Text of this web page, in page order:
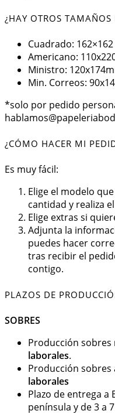
¿HAY OTROS TAMAÑOS
Cuadrado:
Americano:
Ministro:
Min. Correos:
*solo por pedido
¿CÓMO HACER MI
Es muy fácil:
Elige el modelo
cantidad y realiza
Elige extras si
Adjunta la
puedes hacer
tras recibir el
contigo.
PLAZOS DE
SOBRES
Producción
laborales.
Producción
laborales
Plazo de entrega a
península y de 3 a